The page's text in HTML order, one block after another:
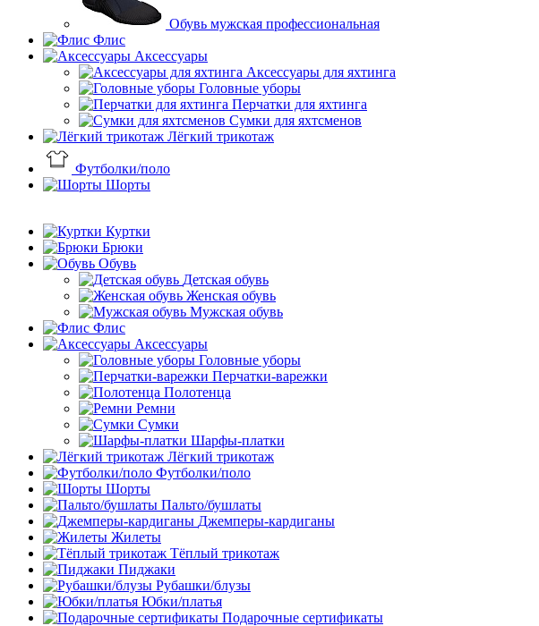
Обувь мужская профессиональная
Флис
Аксессуары
Аксессуары для яхтинга
Головные уборы
Перчатки для яхтинга
Сумки для яхтсменов
Лёгкий трикотаж
Футболки/поло
Шорты
Куртки
Брюки
Обувь
Детская обувь
Женская обувь
Мужская обувь
Флис
Аксессуары
Головные уборы
Перчатки-варежки
Полотенца
Ремни
Сумки
Шарфы-платки
Лёгкий трикотаж
Футболки/поло
Шорты
Пальто/бушлаты
Джемперы-кардиганы
Жилеты
Тёплый трикотаж
Пиджаки
Рубашки/блузы
Юбки/платья
Подарочные сертификаты